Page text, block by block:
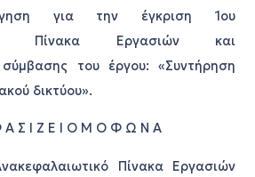
για την έγκριση 1ου
Πίνακα Εργασιών και
του έργου: «Συντήρηση
δικτύου».
Σ Ι Ζ Ε Ι Ο Μ Ο Φ Ω Ν Α
Πίνακα Εργασιών